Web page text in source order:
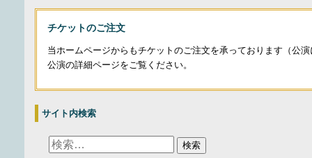
チケットのご注文
当ホームページからもチケットのご注文を承っております（公
公演の詳細ページをご覧ください。
サイト内検索